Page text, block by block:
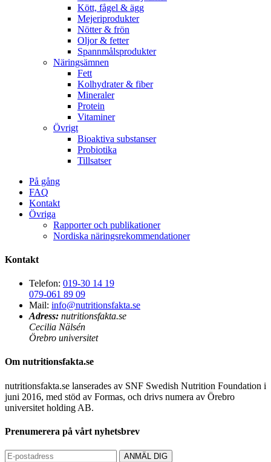
Kött, fågel & ägg
Mejeriprodukter
Nötter & frön
Oljor & fetter
Spannmålsprodukter
Näringsämnen
Fett
Kolhydrater & fiber
Mineraler
Protein
Vitaminer
Övrigt
Bioaktiva substanser
Probiotika
Tillsatser
På gång
FAQ
Kontakt
Övriga
Rapporter och publikationer
Nordiska näringsrekommendationer
Kontakt
Telefon: 019-30 14 19
079-061 89 09
Mail: info@nutritionsfakta.se
Adress: nutritionsfakta.se
Cecilia Nälsén
Örebro universitet
Om nutritionsfakta.se
nutritionsfakta.se lanserades av SNF Swedish Nutrition Foundation i
juni 2016, med stöd av Formas, och drivs numera av Örebro
universitet holding AB.
Prenumerera på vårt nyhetsbrev